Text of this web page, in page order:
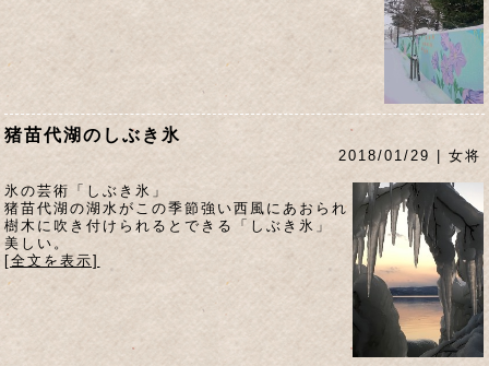
猪苗代湖のしぶき氷
2018/01/29 | 女将
氷の芸術「しぶき氷」
猪苗代湖の湖水がこの季節強い西風にあおられ
樹木に吹き付けられるとできる「しぶき氷」
美しい。
[全文を表示]